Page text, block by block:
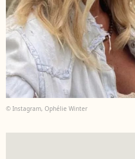
© Instagram, Ophélie Winter